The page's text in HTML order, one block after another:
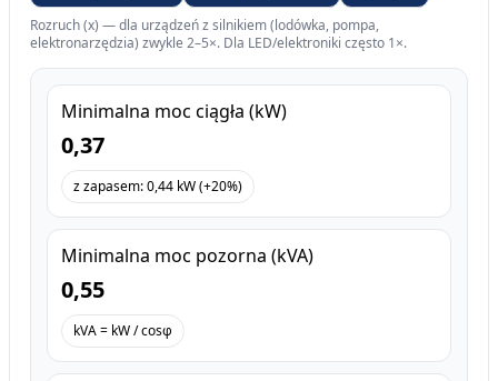
Rozruch (x) — dla urządzeń z silnikiem (lodówka, pompa,
elektronarzędzia) zwykle 2–5×. Dla LED/elektroniki często 1×.
Minimalna moc ciągła (kW)
0,37
z zapasem: 0,44 kW (+20%)
Minimalna moc pozorna (kVA)
0,55
kVA = kW / cosφ